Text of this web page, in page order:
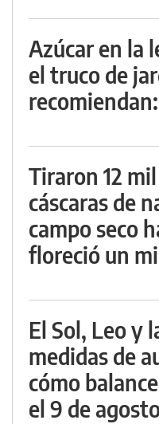
Azúcar en la
el truco de
Tiraron 12
cáscaras de
campo seco
floreció un
El Sol, Leo y
medidas de
cómo
el 9 de